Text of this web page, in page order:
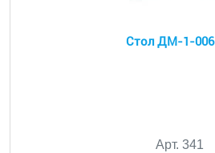
Стол ДМ-1-
Арт. 341